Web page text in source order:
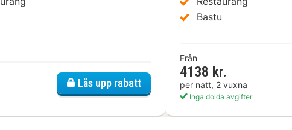
Lås upp rabatt
Bastu
Från
4138 kr.
per natt, 2 vuxna
Inga dolda avgifter